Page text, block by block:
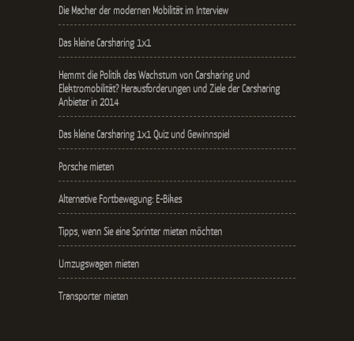
Die Macher der modernen Mobilität im Interview
Das kleine Carsharing 1x1
Hemmt die Politik das Wachstum von Carsharing und
Elektromobilität? Herausforderungen und Ziele der Carsharing
Anbieter in 2014
Das kleine Carsharing 1x1 Quiz und Gewinnspiel
Porsche mieten
Alternative Fortbewegung: E-Bikes
Tipps, wenn Sie eine Sprinter mieten möchten
Umzugswagen mieten
Transporter mieten